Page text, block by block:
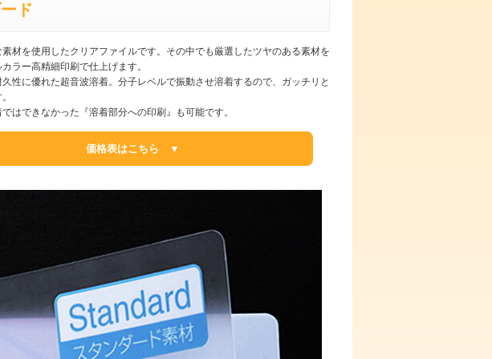
ド
材を使用したクリアファイルです。その中でも厳選したツヤのある素材を
ラー高精細印刷で仕上げます。
性に優れた超音波溶着。分子レベルで振動させ溶着するので、ガッチリと
はできなかった『溶着部分への印刷』も可能です。
価格表はこちら ▼